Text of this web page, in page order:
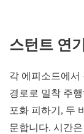
스턴트 연기
각 에피소드에서
경로로 밀착 주
포화 피하기, 두
문합니다. 시간